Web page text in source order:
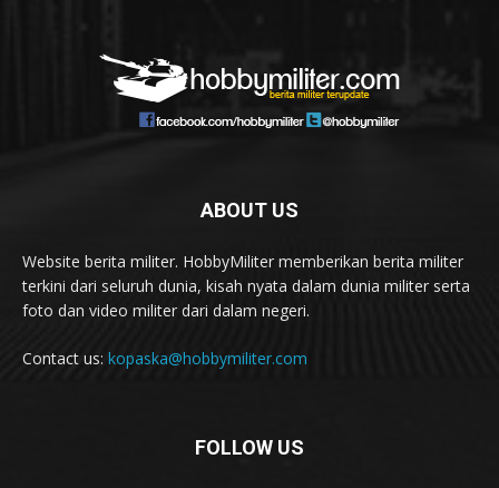
ABOUT US
Website berita militer. HobbyMiliter memberikan berita militer
terkini dari seluruh dunia, kisah nyata dalam dunia militer serta
foto dan video militer dari dalam negeri.
Contact us: kopaska@hobbymiliter.com
FOLLOW US